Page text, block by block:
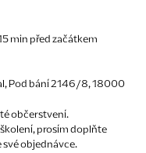
min před začátkem
Pod bání 2146/8, 18000
občerstvení.
prosím doplňte
objednávce.